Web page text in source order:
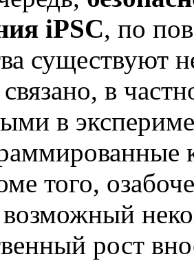
iPSC, по
существуют
в
в
того,
возможный
рост